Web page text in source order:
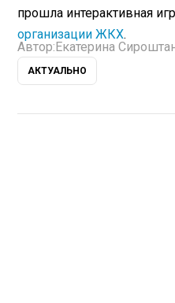
прошла интерактивная
организации ЖКХ.
Автор: Екатерина
АКТУАЛЬНО